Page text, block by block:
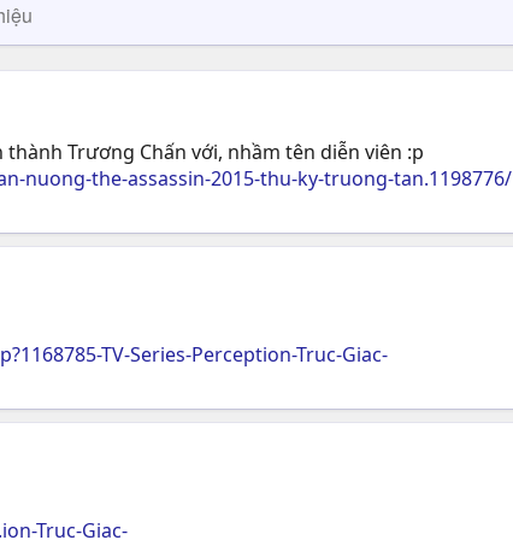
Trương Chấn với, nhầm tên diễn viên :p
nuong-the-assassin-2015-thu-ky-truong-tan.1198776/
TV-Series-Perception-Truc-Giac-
Truc-Giac-